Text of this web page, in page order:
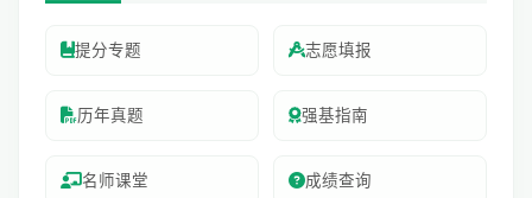
提分专题 志愿填报
历年真题 强基指南
名师课堂 成绩查询